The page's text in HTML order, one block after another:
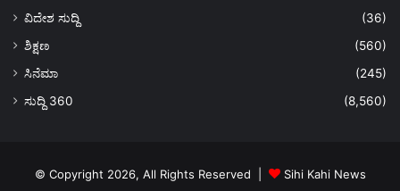
ವಿದೇಶ ಸುದ್ದಿ
(36)
ಶಿಕ್ಷಣ
(560)
ಸಿನೆಮಾ
(245)
ಸುದ್ದಿ 360
(8,560)
© Copyright 2026, All Rights Reserved | Sihi Kahi News